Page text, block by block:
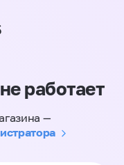
работает
—